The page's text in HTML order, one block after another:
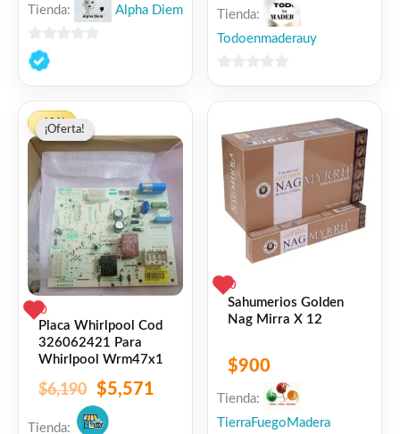
Tienda: Alpha Diem
0
de
Tienda:
Todoenmaderauy
¡Oferta!
-10%
0
¡Oferta!
Placa Whirlpool Cod
326062421 Para
Whirlpool Wrm47x1
$6,190
precio
original
era:
$6,190.
$5,571
precio
actual
es:
$5,571.
Tienda:
0
Sahumerios Golden
Nag Mirra X 12
$900
Tienda:
TierraFuegoMadera